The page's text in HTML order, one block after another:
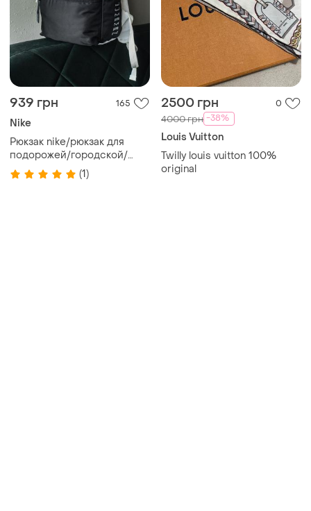
939 грн 165
Nike
Рюкзак nike/рюкзак для
подорожей/городской/
спортивный/сумка
(1)
2500 грн 0
4000 грн -38%
Louis Vuitton
Twilly louis vuitton 100%
original